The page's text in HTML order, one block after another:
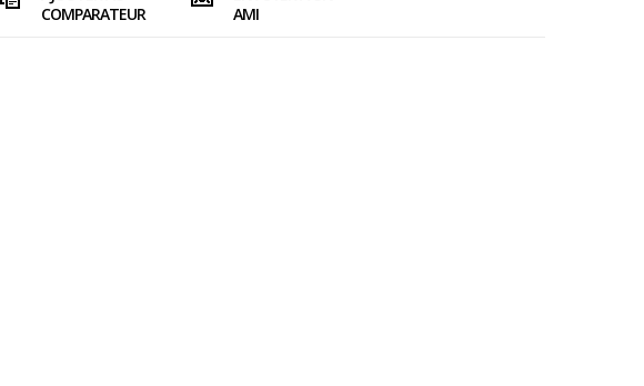
COMPARATEUR
AMI